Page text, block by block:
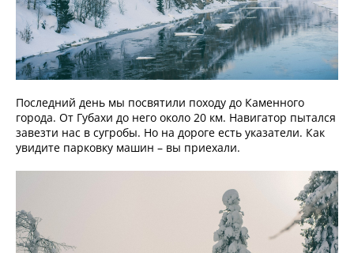
Последний день мы посвятили походу до Каменного
города. От Губахи до него около 20 км. Навигатор пытался
завезти нас в сугробы. Но на дороге есть указатели. Как
увидите парковку машин – вы приехали.